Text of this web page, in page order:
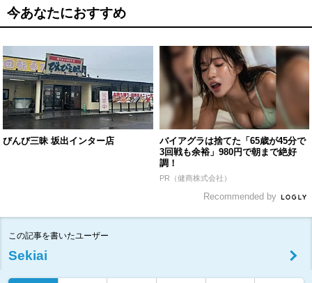
今あなたにおすすめ
びんび三昧 坂出インター店
バイアグラは捨てた「65歳が45分で
3回戦も余裕」980円で朝まで絶好
調！
PR（健商株式会社）
Recommended by
この記事を書いたユーザー
Sekiai